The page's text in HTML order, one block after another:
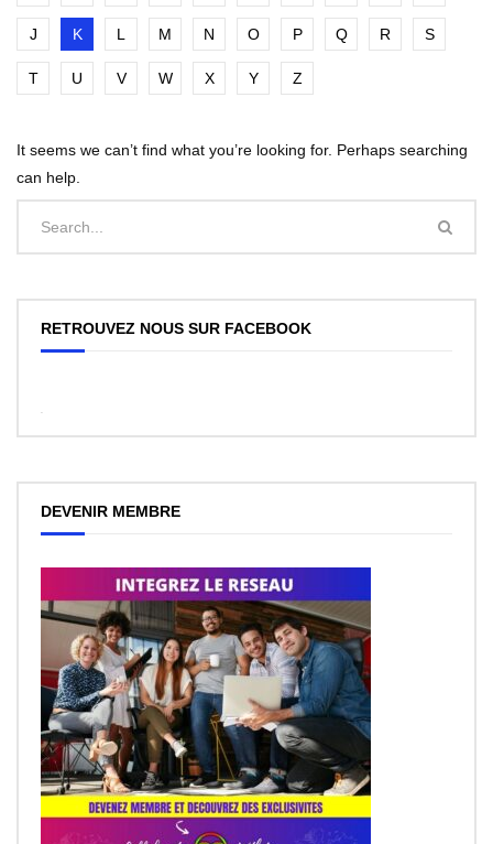
J K L M N O P Q R S
T U V W X Y Z
It seems we can’t find what you’re looking for. Perhaps searching
can help.
RETROUVEZ NOUS SUR FACEBOOK
DEVENIR MEMBRE